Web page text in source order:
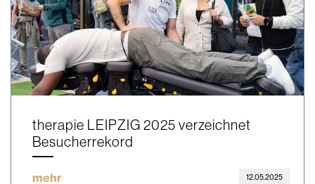
therapie LEIPZIG 2025 verzeichnet
Besucherrekord
mehr 12.05.2025